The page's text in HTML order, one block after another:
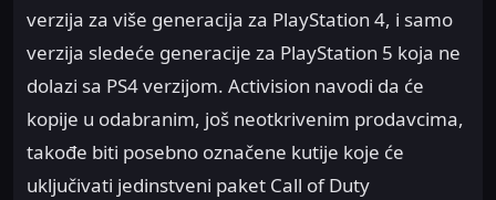
verzija za više generacija za PlayStation 4, i samo
verzija sledeće generacije za PlayStation 5 koja ne
dolazi sa PS4 verzijom. Activision navodi da će
kopije u odabranim, još neotkrivenim prodavcima,
takođe biti posebno označene kutije koje će
uključivati jedinstveni paket Call of Duty